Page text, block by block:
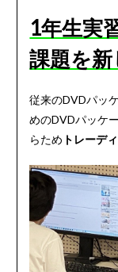
1年生実
課題を
従来のDVDパッ
めのDVDパッケ
らため トレーデ